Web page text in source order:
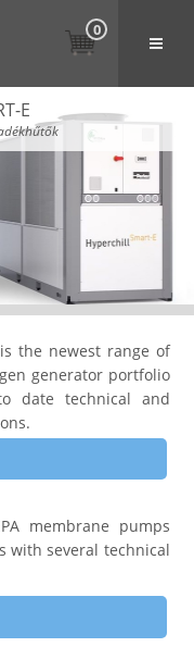
0
E
the newest range of
generator portfolio
date technical and
membrane pumps
with several technical